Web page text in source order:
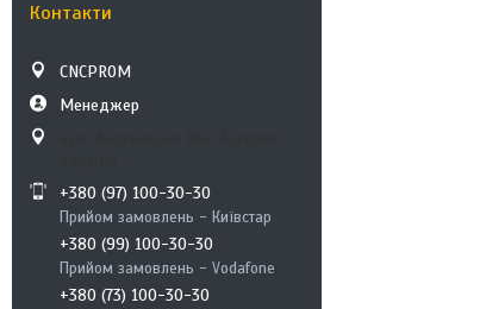
Контакти
CNCPROM
Менеджер
+380 (97) 100-30-30
Прийом замовлень - Київстар
+380 (99) 100-30-30
Прийом замовлень - Vodafone
+380 (73) 100-30-30